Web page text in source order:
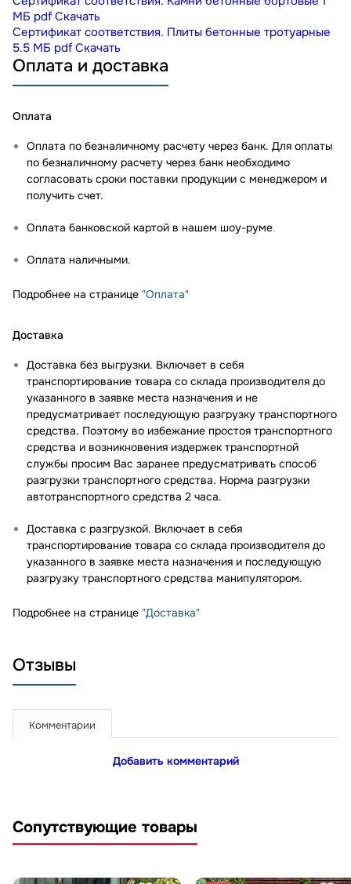
МБ pdf Скачать
Сертификат соответствия. Плиты бетонные тротуарные
5.5 МБ pdf Скачать
Оплата и доставка
Оплата
Оплата по безналичному расчету через банк. Для оплаты
по безналичному расчету через банк необходимо
согласовать сроки поставки продукции с менеджером и
получить счет.
Оплата банковской картой в нашем шоу-руме.
Оплата наличными.
Подробнее на странице "Оплата"
Доставка
Доставка без выгрузки. Включает в себя
транспортирование товара со склада производителя до
указанного в заявке места назначения и не
предусматривает последующую разгрузку транспортного
средства. Поэтому во избежание простоя транспортного
средства и возникновения издержек транспортной
службы просим Вас заранее предусматривать способ
разгрузки транспортного средства. Норма разгрузки
автотранспортного средства 2 часа.
Доставка с разгрузкой. Включает в себя
транспортирование товара со склада производителя до
указанного в заявке места назначения и последующую
разгрузку транспортного средства манипулятором.
Подробнее на странице "Доставка"
Отзывы
Комментарии
Добавить комментарий
Сопутствующие товары